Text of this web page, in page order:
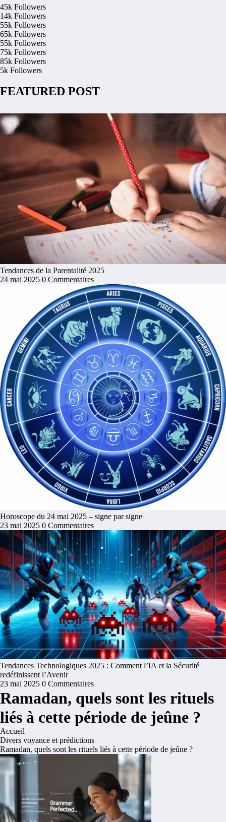
45k Followers
14k Followers
55k Followers
65k Followers
55k Followers
75k Followers
85k Followers
5k Followers
FEATURED POST
Tendances de la Parentalité 2025
24 mai 2025 0 Commentaires
Horoscope du 24 mai 2025 – signe par signe
23 mai 2025 0 Commentaires
Tendances Technologiques 2025 : Comment l’IA et la Sécurité
redéfinissent l’Avenir
23 mai 2025 0 Commentaires
Ramadan, quels sont les rituels
liés à cette période de jeûne ?
Accueil
Divers voyance et prédictions
Ramadan, quels sont les rituels liés à cette période de jeûne ?